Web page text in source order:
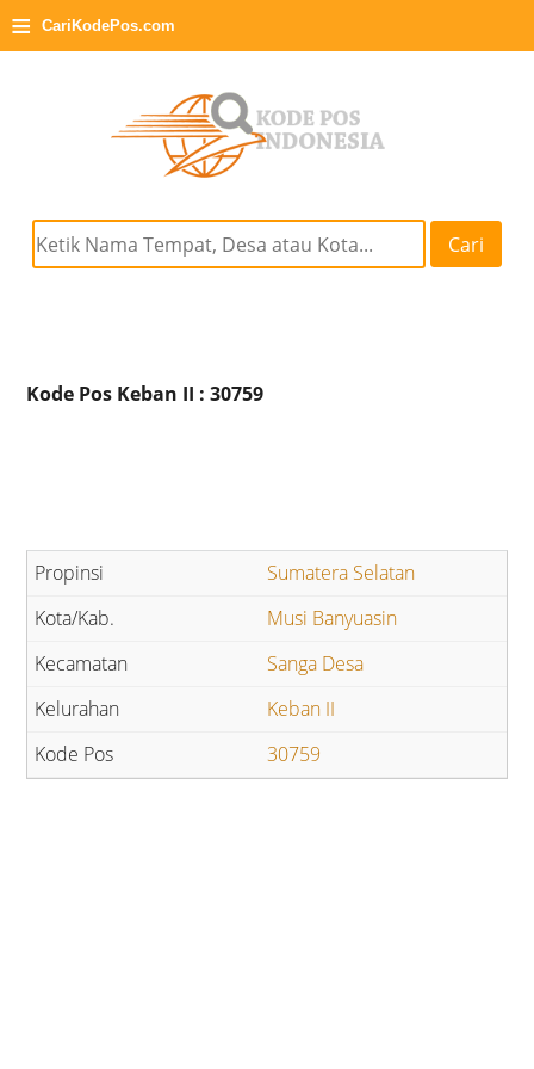
≡ CariKodePos.com
Cari
Kode Pos Keban II : 30759
Sumatera Selatan
Musi Banyuasin
Sanga Desa
Keban II
30759